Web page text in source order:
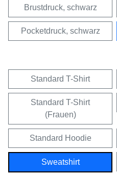
Brustdruck, schwarz
Pocketdruck, schwarz
Standard T-Shirt
Standard T-Shirt
(Frauen)
Standard Hoodie
Sweatshirt